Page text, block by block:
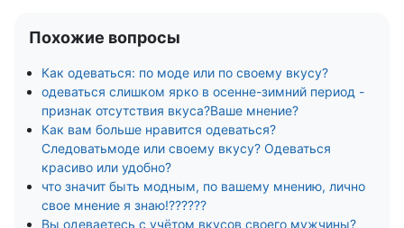
Похожие вопросы
Как одеваться: по моде или по своему вкусу?
одеваться слишком ярко в осенне-зимний период -
признак отсутствия вкуса?Ваше мнение?
Как вам больше нравится одеваться?
Следоватьмоде или своему вкусу? Одеваться
красиво или удобно?
что значит быть модным, по вашему мнению, лично
свое мнение я знаю!??????
Вы одеваетесь с учётом вкусов своего мужчины?